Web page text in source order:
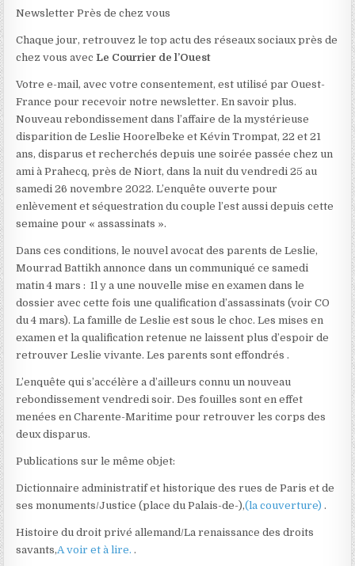
Newsletter Près de chez vous
Chaque jour, retrouvez le top actu des réseaux sociaux près de
chez vous avecLe Courrier de l’Ouest
Votre e-mail, avec votre consentement, est utilisé par Ouest-
France pour recevoir notre newsletter. En savoir plus.
Nouveau rebondissement dans l’affaire de la mystérieuse
disparition de Leslie Hoorelbeke et Kévin Trompat, 22 et 21
ans, disparus et recherchés depuis une soirée passée chez un
ami à Prahecq, près de Niort, dans la nuit du vendredi 25 au
samedi 26 novembre 2022. L’enquête ouverte pour
enlèvement et séquestration du couple l’est aussi depuis cette
semaine pour « assassinats ».
Dans ces conditions, le nouvel avocat des parents de Leslie,
Mourrad Battikh annonce dans un communiqué ce samedi
matin 4 mars : Il y a une nouvelle mise en examen dans le
dossier avec cette fois une qualification d’assassinats (voir CO
du 4 mars). La famille de Leslie est sous le choc. Les mises en
examen et la qualification retenue ne laissent plus d’espoir de
retrouver Leslie vivante. Les parents sont effondrés.
L’enquête qui s’accélère a d’ailleurs connu un nouveau
rebondissement vendredi soir. Des fouilles sont en effet
menées en Charente-Maritime pour retrouver les corps des
deux disparus.
Publications sur le même objet:
Dictionnaire administratif et historique des rues de Paris et de
ses monuments/Justice (place du Palais-de-),(la couverture).
Histoire du droit privé allemand/La renaissance des droits
savants,A voir et à lire..